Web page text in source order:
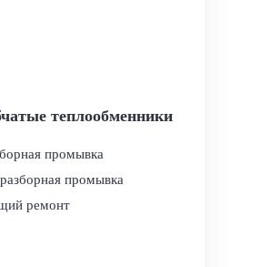
теплообменники
промывка
промывка
ремонт